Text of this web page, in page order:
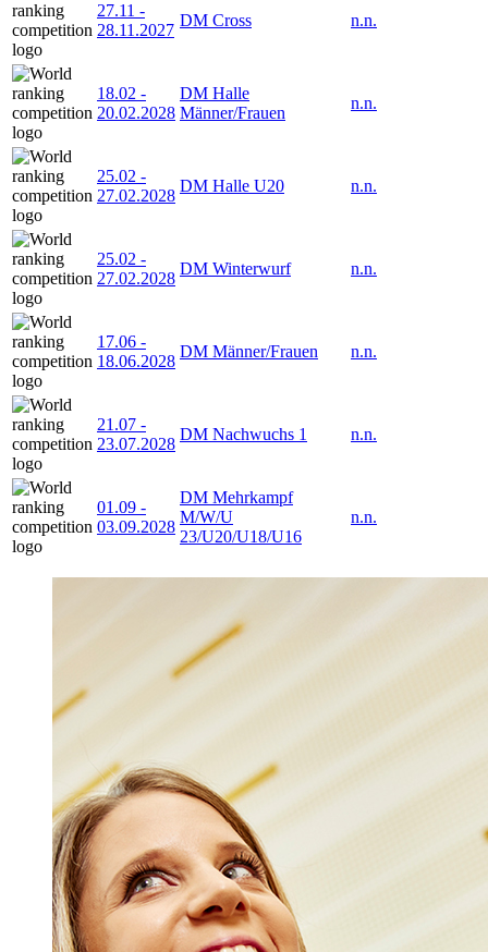
27.11 -
28.11.2027
DM Cross n.n.
18.02 -
20.02.2028
DM Halle
Männer/Frauen
n.n.
25.02 -
27.02.2028
DM Halle U20 n.n.
25.02 -
27.02.2028
DM Winterwurf n.n.
17.06 -
18.06.2028
DM Männer/Frauen n.n.
21.07 -
23.07.2028
DM Nachwuchs 1 n.n.
01.09 -
03.09.2028
DM Mehrkampf
M/W/U
23/U20/U18/U16
n.n.